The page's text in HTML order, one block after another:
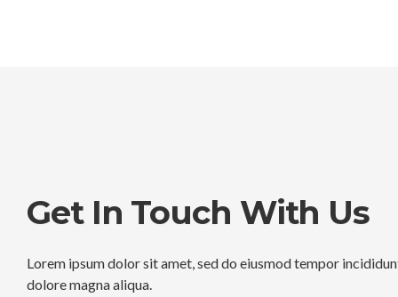
Get In Touch With Us
Lorem ipsum dolor sit amet, sed do eiusmod tempor
dolore magna aliqua.